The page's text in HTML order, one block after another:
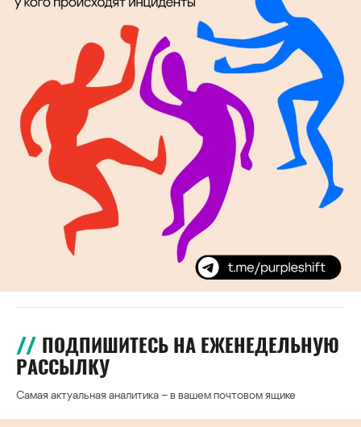
ПОДПИШИТЕСЬ НА ЕЖЕНЕДЕЛЬНУЮ
РАССЫЛКУ
Самая актуальная аналитика – в вашем почтовом ящике